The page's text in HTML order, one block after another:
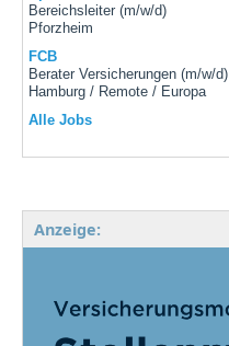
Bereichsleiter (m/w/d)
Pforzheim
FCB
Berater Versicherungen (m/w/d)
Hamburg / Remote / Europa
Alle Jobs
Anzeige: